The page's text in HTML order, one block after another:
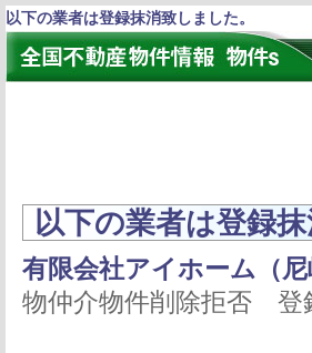
以下の業者は登録抹消致しました。
以下の業者は登録
有限会社アイホーム（尼
物仲介物件削除拒否 登